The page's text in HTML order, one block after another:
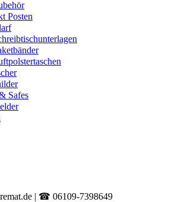
Posten
Safes
| ☎ 06109-7398649